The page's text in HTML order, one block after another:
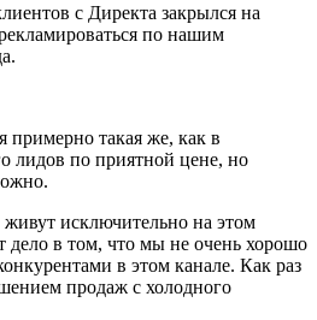
с Директа закрылся на
по нашим
примерно такая же, как в
лидов по приятной цене, но
исключительно на этом
дело в том, что мы не очень хорошо
в этом канале. Как раз
продаж с холодного